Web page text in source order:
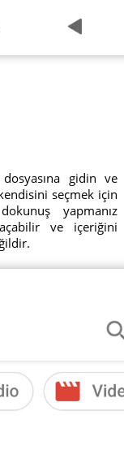
dosyasına gidin ve
seçmek için
yapmanız
ve içeriğini